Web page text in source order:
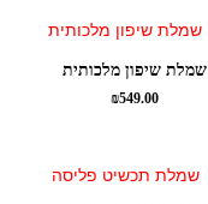
שמלת שיפון מלכותית
₪549.00